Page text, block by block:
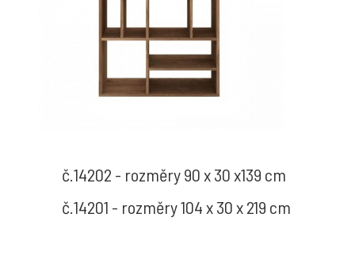
č.14202 - rozměry 90 x 30 x139 cm
č.14201 - rozměry 104 x 30 x 219 cm